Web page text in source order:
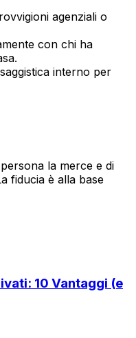
agenziali o
con chi ha
interno per
la merce e di
fiducia è alla base
10 Vantaggi (e